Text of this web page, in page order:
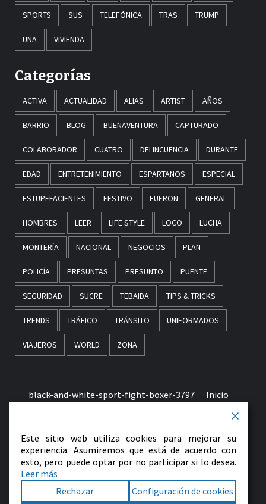
SPORTS SUS TELEFÓNICA TRAS TRUMP
UNA VIVIENDA
Categorías
ACTIVA ACTUALIDAD ALIAS ARTIST AÑOS
BARRIO BLOG BUENAVENTURA CAPTURADO
COLABORADOR CUATRO DELINCUENCIA DURANTE
EDAD ENTRETENIMIENTO ESPARTANOS ESPECIAL
ESTUPEFACIENTES FESTIVO FUERON GENERAL
HOMBRES LEER LIFE STYLE LOCO LUCHA
MONTERÍA NACIONAL NEGOCIOS PLAN
POLICÍA PRESUNTAS PRESUNTO PUENTE
SEGURIDAD SUCRE TEBAIDA TIPS & TRICKS
TRENDS TRÁFICO TRÁNSITO UNIFORMADOS
VIAJEROS WORLD ZONA
black-and-white-sport-fight-boxer-3797 Inicio
early-morning-in-monaco-picjumbo-com
Facebook LinkedIn
VK YouTubeInstagram
Este sitio web utiliza cookies para mejorar su
experiencia. Asumiremos que está de acuerdo con
esto, pero puede optar por no participar si lo desea.
Leer más
Rechazar
Configuración de cookies